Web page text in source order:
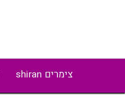
צימרים shiran